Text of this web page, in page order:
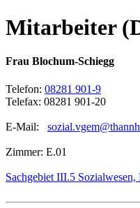
Mitarbeiter
Frau Blochum-Schiegg
Telefon: 08281 901-9
Telefax: 08281 901-20
E-Mail:
Zimmer: E.01
Sachgebiet III.5 Sozialwesen,